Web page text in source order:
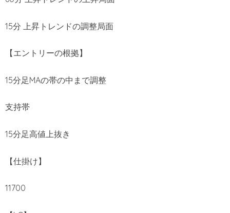
15分 上昇トレンドの調整局面
【エントリーの根拠】
15分足MAの帯の中まで調整
支持帯
15分足高値上抜き
【仕掛け】
11700